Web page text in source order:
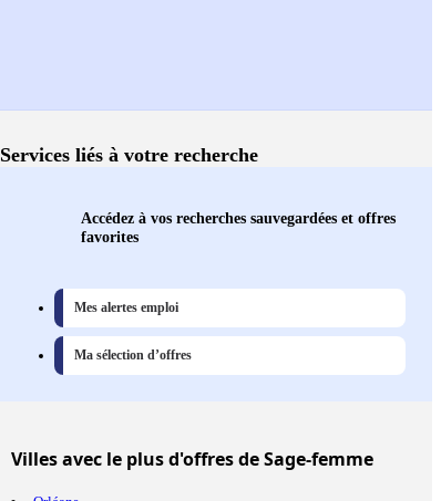
Services liés à votre recherche
Accédez à vos recherches sauvegardées et offres
favorites
Mes alertes emploi
Ma sélection d’offres
Villesavec le plus d'offres de Sage-femme